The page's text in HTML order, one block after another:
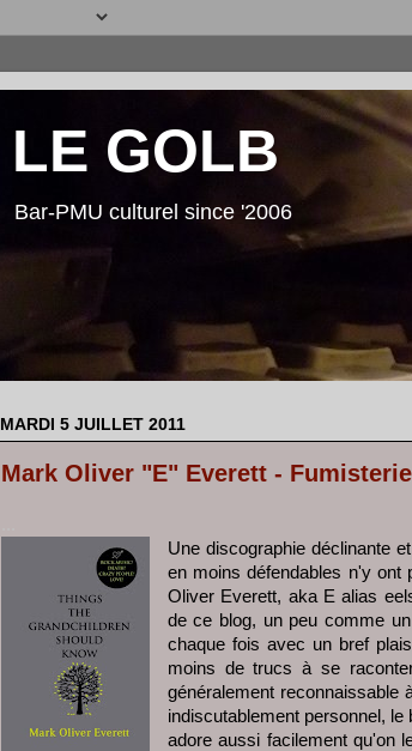
LE GOLB
Bar-PMU culturel since '2006
MARDI 5 JUILLET 2011
Mark Oliver "E" Everett - Fumisterie
Une discographie déclinante
en moins défendables n'y ont
Oliver Everett, aka E alias
de ce blog, un peu comme
chaque fois avec un bref
moins de trucs à se
généralement reconnaissable
indiscutablement personnel,
adore aussi facilement qu'on